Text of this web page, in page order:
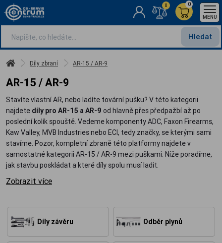
Hledat
0
0
MENU
Díly zbraní AR-15 / AR-9
AR-15 / AR-9
Stavíte vlastní AR, nebo ladíte tovární pušku? V této kategorii
najdete díly pro AR-15 a AR-9 od hlavně přes předpažbí až po
poslední kolík spouště. Vedeme komponenty ADC, Faxon Firearms,
Kaw Valley, MVB Industries nebo ECI, tedy značky, se kterými sami
stavíme. Pozor, kompletní zbraně této platformy najdete v
samostatné kategorii AR-15 / AR-9 mezi puškami. Níže poradíme,
jak stavbu poskládat a které díly spolu musí ladit.
Zobrazit více
Díly závěru Odběr plynů